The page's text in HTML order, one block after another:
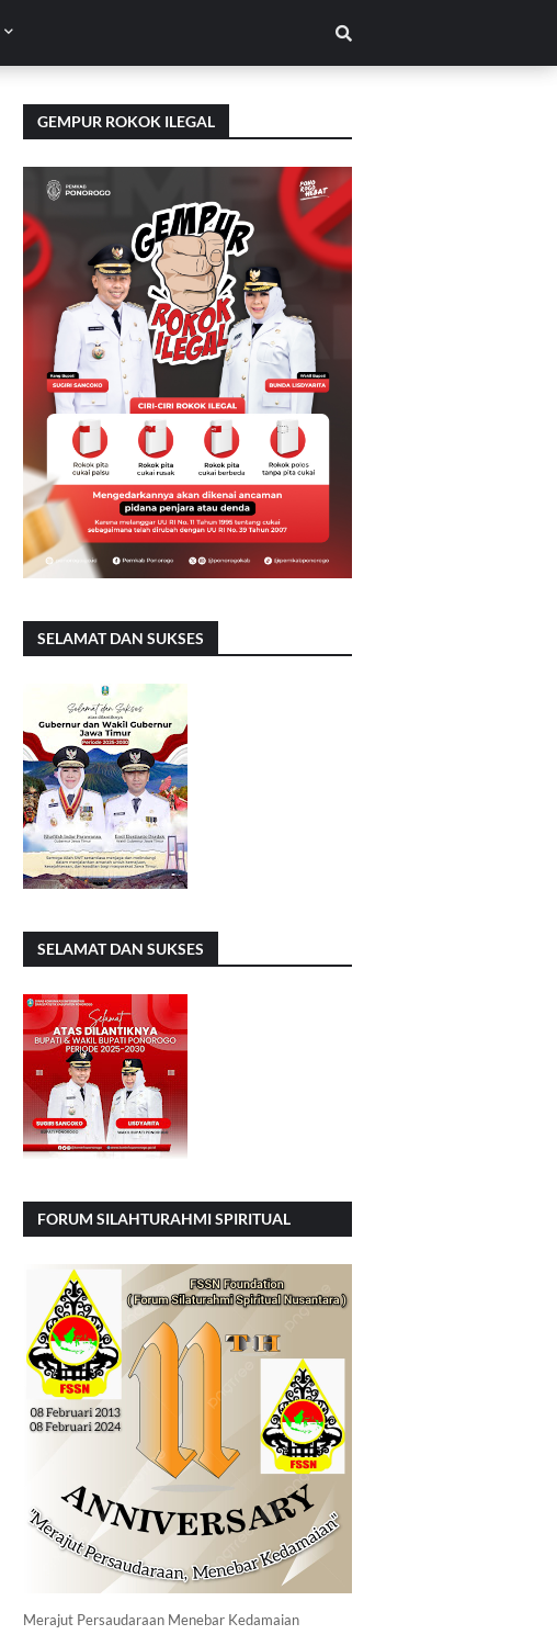
GEMPUR ROKOK ILEGAL
SELAMAT DAN SUKSES
SELAMAT DAN SUKSES
FORUM SILAHTURAHMI SPIRITUAL
Merajut Persaudaraan Menebar Kedamaian